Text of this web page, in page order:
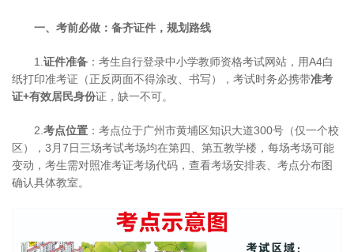
一、考前必做：备齐证件，规划路线
1. 证件准备 ：考生自行登录中小学教师资格考试网站，用A4白
纸打印准考证（正反两面不得涂改、书写），考试时务必携带准考
证+有效居民身份证，缺一不可。
2. 考点位置 ：考点位于广州市黄埔区知识大道300号（仅一个校
区），3月7日三场考试考场均在第四、第五教学楼，每场考场可能
变动，考生需对照准考证考场代码，查看考场安排表、考点分布图
确认具体教室。